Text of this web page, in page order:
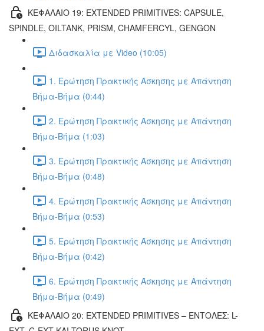
ΚΕΦΑΛΑΙΟ 19: EXTENDED PRIMITIVES: CAPSULE,
SPINDLE, OILTANK, PRISM, CHAMFERCYL, GENGON
Διδασκαλία με Video (10:05)
1. Ερώτηση Πρακτικής Άσκησης με Απάντηση
Βήμα-Βήμα (0:44)
2. Ερώτηση Πρακτικής Άσκησης με Απάντηση
Βήμα-Βήμα (1:03)
3. Ερώτηση Πρακτικής Άσκησης με Απάντηση
Βήμα-Βήμα (0:48)
4. Ερώτηση Πρακτικής Άσκησης με Απάντηση
Βήμα-Βήμα (0:53)
5. Ερώτηση Πρακτικής Άσκησης με Απάντηση
Βήμα-Βήμα (0:42)
6. Ερώτηση Πρακτικής Άσκησης με Απάντηση
Βήμα-Βήμα (0:49)
ΚΕΦΑΛΑΙΟ 20: EXTENDED PRIMITIVES – ΕΝΤΟΛΕΣ: L-